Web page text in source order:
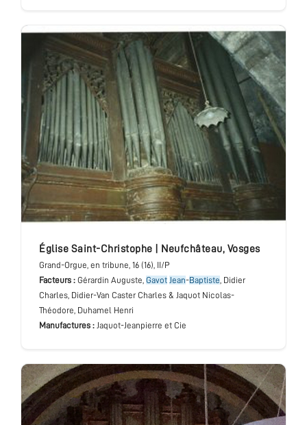
église Saint-Christophe Neufchâteau, Vosges
Grand-Orgue, en tribune, 16 (16), II/P
Facteurs : Gérardin Auguste, Gavot Jean-Baptiste, Didier
Charles, Didier-Van Caster Charles & Jaquot Nicolas-
Théodore, Duhamel Henri
Manufactures : Jaquot-Jeanpierre et Cie